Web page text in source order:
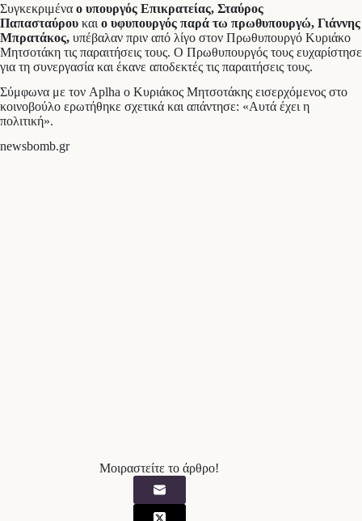
Συγκεκριμένα ο υπουργός Επικρατείας, Σταύρος
Παπασταύρου και ο υφυπουργός παρά τω πρωθυπουργώ, Γιάννης
Μπρατάκος, υπέβαλαν πριν από λίγο στον Πρωθυπουργό Κυριάκο
Μητσοτάκη τις παραιτήσεις τους. Ο Πρωθυπουργός τους ευχαρίστησε
για τη συνεργασία και έκανε αποδεκτές τις παραιτήσεις τους.
Σύμφωνα με τον Aplha o Κυριάκος Μητσοτάκης εισερχόμενος στο
κοινοβούλο ερωτήθηκε σχετικά και απάντησε: «Αυτά έχει η
πολιτική».
newsbomb.gr
Μοιραστείτε το άρθρο!